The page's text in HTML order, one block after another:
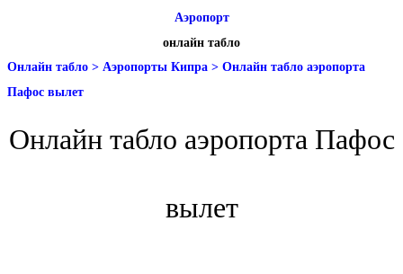
Аэропорт
онлайн табло
Онлайн табло > Аэропорты Кипра > Онлайн табло аэропорта
Пафос вылет
Онлайн табло аэропорта Пафос
вылет